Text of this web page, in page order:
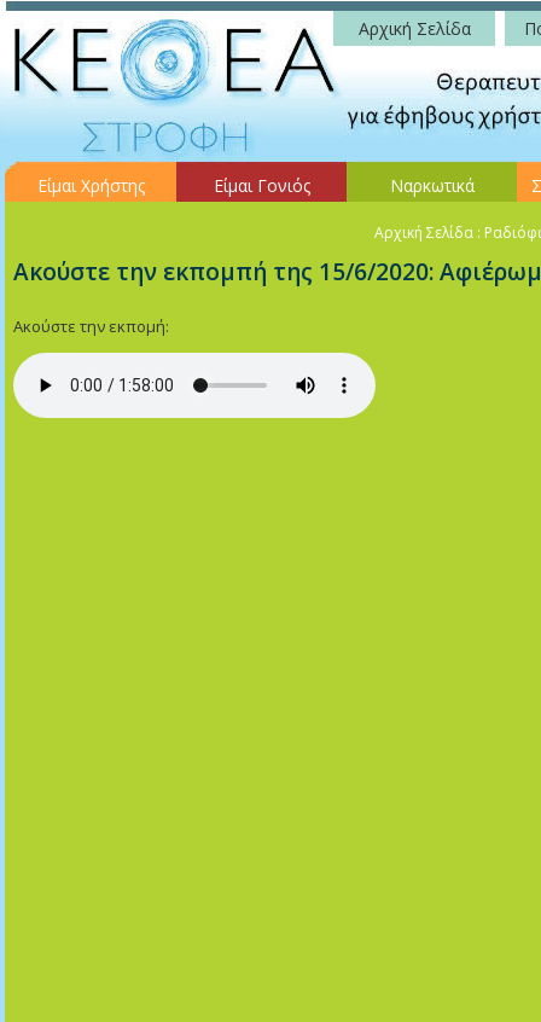
Αρχική Σελίδα
Είμαι Χρήστης Είμαι Γονιός Ναρκωτικά
Αρχική Σελίδα :
Ακούστε την εκπομπή της 15/6/2020:
Ακούστε την εκπομή: